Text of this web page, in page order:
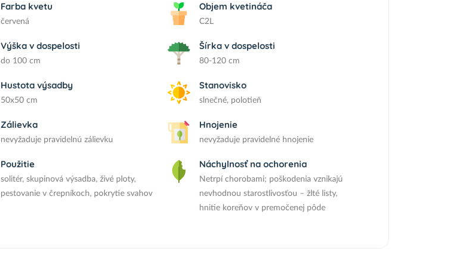
Farba kvetu
červená
Objem kvetináča
C2L
Výška v dospelosti
do 100 cm
Šírka v dospelosti
80-120 cm
Hustota výsadby
50x50 cm
Stanovisko
slnečné, polotieň
Zálievka
nevyžaduje pravidelnú zálievku
Hnojenie
nevyžaduje pravidelné hnojenie
Použitie
solitér, skupinová výsadba, živé ploty,
pestovanie v črepníkoch, pokrytie svahov
Náchylnosť na ochorenia
Netrpí chorobami; poškodenia vznikajú
nevhodnou starostlivosťou – žlté listy,
hnitie koreňov v premočenej pôde